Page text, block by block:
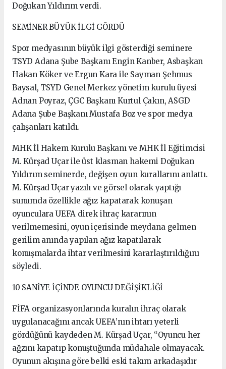
Doğukan Yıldırım verdi.
SEMİNER BÜYÜK İLGİ GÖRDÜ
Spor medyasının büyük ilgi gösterdiği seminere
TSYD Adana Şube Başkanı Engin Kanber, Asbaşkan
Hakan Köker ve Ergun Kara ile Sayman Şehmus
Baysal, TSYD Genel Merkez yönetim kurulu üyesi
Adnan Poyraz, ÇGC Başkanı Kurtul Çakın, ASGD
Adana Şube Başkanı Mustafa Boz ve spor medya
çalışanları katıldı.
MHK İl Hakem Kurulu Başkanı ve MHK İl Eğitimcisi
M. Kürşad Uçar ile üst klasman hakemi Doğukan
Yıldırım seminerde, değişen oyun kurallarını anlattı.
M. Kürşad Uçar yazılı ve görsel olarak yaptığı
sunumda özellikle ağız kapatarak konuşan
oyunculara UEFA direk ihraç kararının
verilmemesini, oyun içerisinde meydana gelmen
gerilim anında yapılan ağız kapatılarak
konuşmalarda ihtar verilmesini kararlaştırıldığını
söyledi.
10 SANİYE İÇİNDE OYUNCU DEĞİŞİKLİĞİ
FİFA organizasyonlarında kuralın ihraç olarak
uygulanacağını ancak UEFA’nın ihtarı yeterli
gördüğünü kaydeden M. Kürşad Uçar, “Oyuncu her
ağzını kapatıp konuştuğunda müdahale olmayacak.
Oyunun akışına göre belki eski takım arkadaşıdır